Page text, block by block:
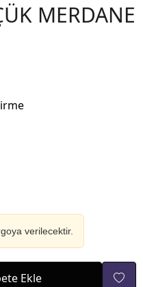
MERDANE
verilecektir.
Ekle